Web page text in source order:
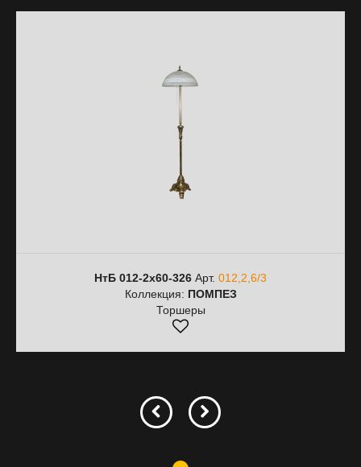
НтБ 012-2х60-326 Арт. 012,2,6/3
Коллекция: ПОМПЕЗ
Торшеры